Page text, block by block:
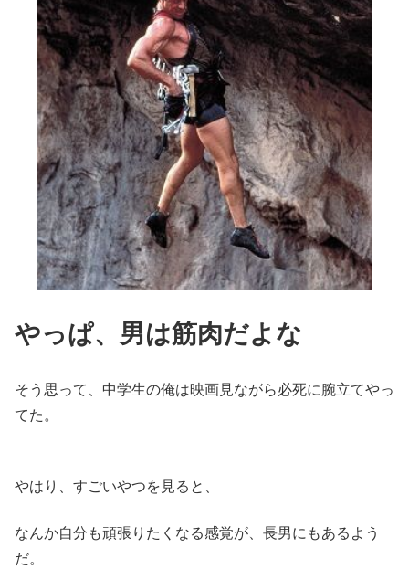
やっぱ、男は筋肉だよな
そう思って、中学生の俺は映画見ながら必死に腕立てやっ
てた。
やはり、すごいやつを見ると、
なんか自分も頑張りたくなる感覚が、長男にもあるよう
だ。